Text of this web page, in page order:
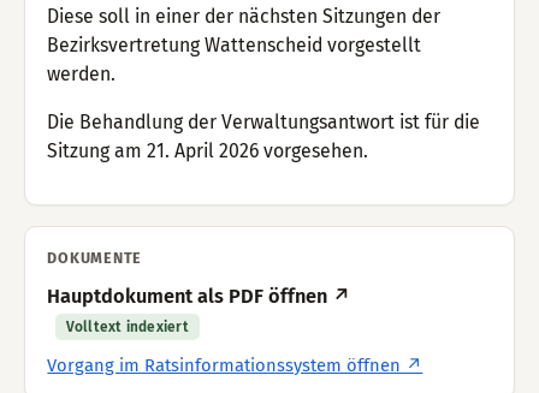
Diese soll in einer der nächsten Sitzungen der
Bezirksvertretung Wattenscheid vorgestellt
werden.
Die Behandlung der Verwaltungsantwort ist für die
Sitzung am 21. April 2026 vorgesehen.
DOKUMENTE
Hauptdokument als PDF öffnen ↗
Volltext indexiert
Vorgang im Ratsinformationssystem öffnen ↗